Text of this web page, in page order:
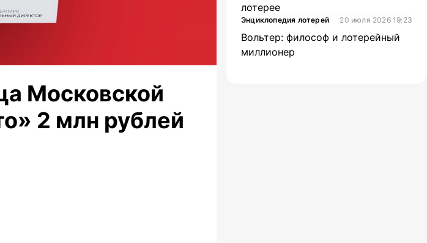
Московской
2 млн рублей
лотерее
Энциклопедия лотерей 20 июля 2026 19:23
Вольтер: философ и лотерейный
миллионер